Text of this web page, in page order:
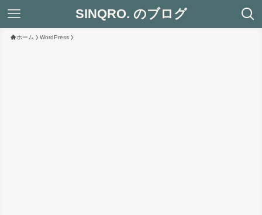
SINQRO. のブログ
ホーム WordPress